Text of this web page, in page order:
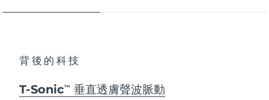
背後的科技
T-SonicTM 垂直透膚聲波脈動